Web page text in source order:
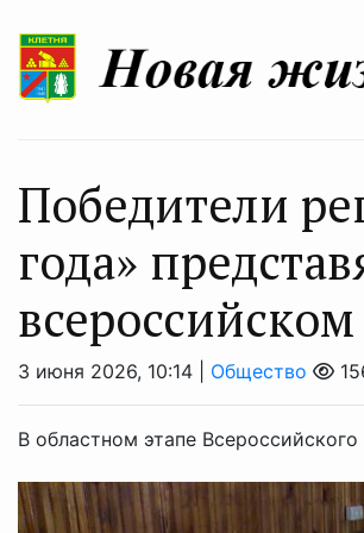
Победители
года»
3 июня 2026, 10:14 | Общество
В областном этапе